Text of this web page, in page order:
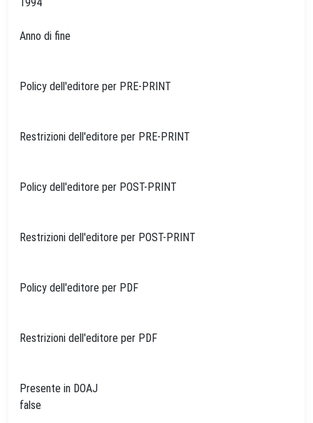
Anno di fine
Policy dell'editore per PRE-PRINT
Restrizioni dell'editore per PRE-PRINT
Policy dell'editore per POST-PRINT
Restrizioni dell'editore per POST-PRINT
Policy dell'editore per PDF
Restrizioni dell'editore per PDF
Presente in DOAJ